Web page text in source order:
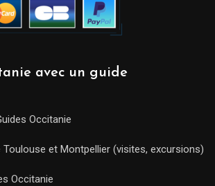
avec un guide
Occitanie
et Montpellier (visites, excursions)
Occitanie